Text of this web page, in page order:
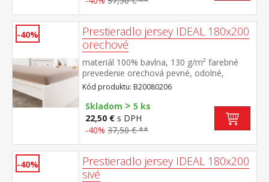
-40%
Prestieradlo jersey IDEAL 180x200
orechové
materiál 100% bavlna, 130 g/m² farebné
prevedenie orechová pevné, odolné,
stálofarebné, obšité gumou pre matrace do
výšky 25 cm prateľné do 60 °C
Kód produktu: B20080206
Skladom > 5 ks
22,50 € s DPH
-40% 37,50 € **
-40%
Prestieradlo jersey IDEAL 180x200
sivé